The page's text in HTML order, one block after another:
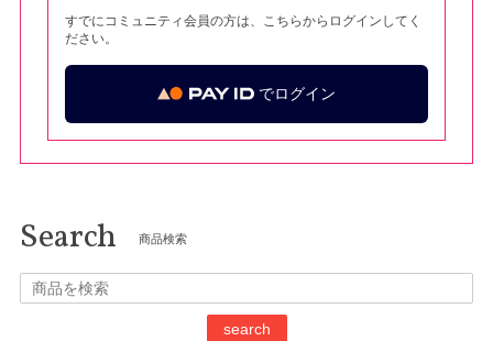
すでにコミュニティ会員の方は、こちらからログインしてく
ださい。
でログイン
Search 商品検索
search